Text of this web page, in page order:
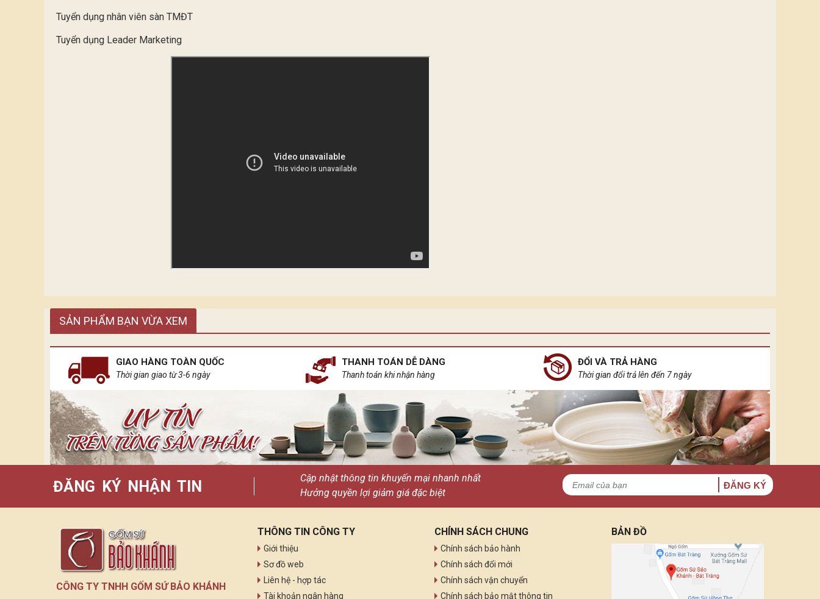
Tuyển dụng nhân viên sàn TMĐT
Tuyển dụng Leader Marketing
SẢN PHẨM BẠN VỪA XEM
GIAO HÀNG TOÀN QUỐC
Thời gian giao từ 3-6 ngày
THANH TOÁN DỄ DÀNG
Thanh toán khi nhận hàng
ĐỔI VÀ TRẢ HÀNG
Thời gian đổi trả lên đến 7 ngày
ĐĂNG KÝ NHẬN TIN
Cập nhật thông tin khuyến mại nhanh nhất
Hưởng quyền lợi giảm giá đặc biệt
ĐĂNG KÝ
CÔNG TY TNHH GỐM SỨ BẢO KHÁNH
THÔNG TIN CÔNG TY
Giới thiệu
Sơ đồ web
Liên hệ - hợp tác
Tài khoản ngân hàng
CHÍNH SÁCH CHUNG
Chính sách bảo hành
Chính sách đổi mới
Chính sách vận chuyển
Chính sách bảo mật thông tin
BẢN ĐỒ